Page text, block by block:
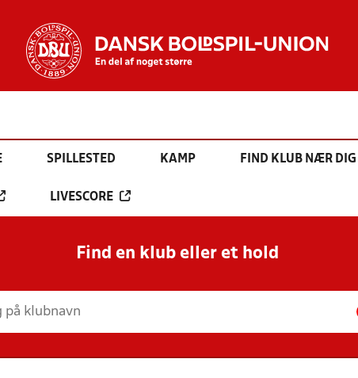
SPILLESTED KAMP FIND KLUB NÆR DIG
LIVESCORE
Find en klub eller et hold